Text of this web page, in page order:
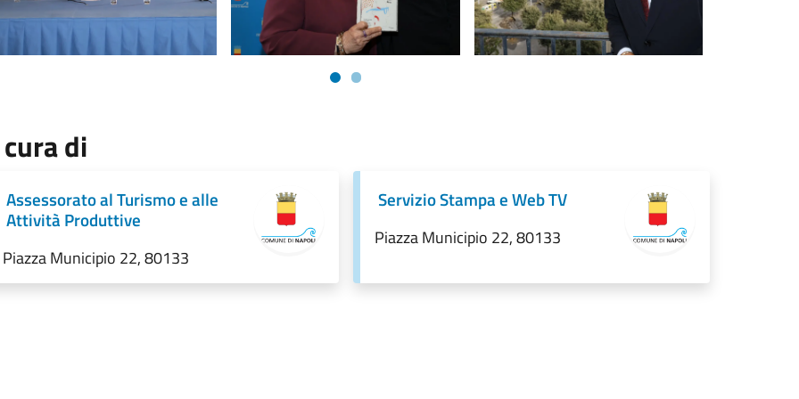
di
Assessorato al Turismo e alle
Attività Produttive
Piazza Municipio 22, 80133
Servizio Stampa e Web TV
Piazza Municipio 22, 80133